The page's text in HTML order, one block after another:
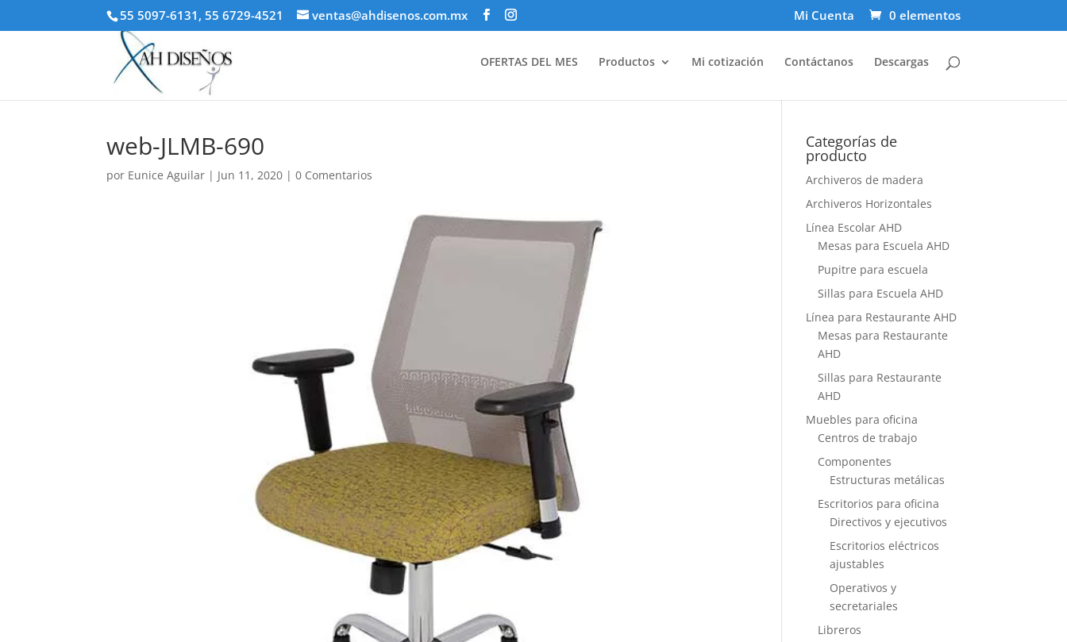
55 5097-6131, 55 6729-4521 ventas@ahdisenos.com.mx Mi Cuenta 0 elementos
OFERTAS DEL MES Productos Mi cotización Contáctanos Descargas
web-JLMB-690
por Eunice Aguilar | Jun 11, 2020 |0 Comentarios
Categorías de
producto
Archiveros de madera
Archiveros Horizontales
Línea Escolar AHD
Mesas para Escuela AHD
Pupitre para escuela
Sillas para Escuela AHD
Línea para Restaurante AHD
Mesas para Restaurante
AHD
Sillas para Restaurante
AHD
Muebles para oficina
Centros de trabajo
Componentes
Estructuras metálicas
Escritorios para oficina
Directivos y ejecutivos
Escritorios eléctricos
ajustables
Operativos y
secretariales
Libreros